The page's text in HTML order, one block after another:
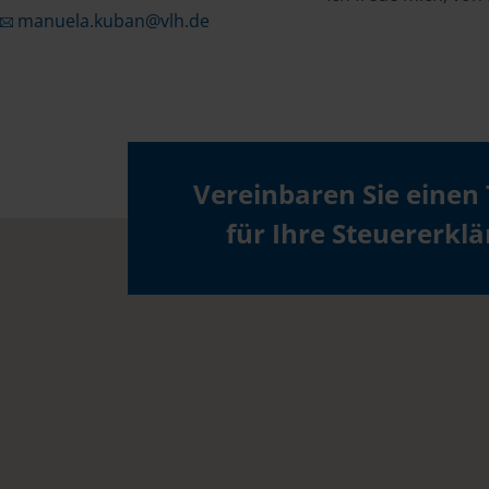
manuela.kuban@vlh.de
Vereinbaren Sie einen
für Ihre